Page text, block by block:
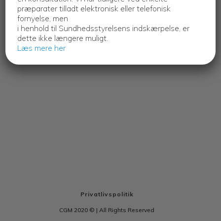
Privatlivspolitik
CGM 2020 ©​ | All Rights Reserved
præparater tilladt elektronisk eller telefonisk
fornyelse, men
i henhold til Sundhedsstyrelsens indskærpelse, er
dette ikke længere muligt.
Læs mere her